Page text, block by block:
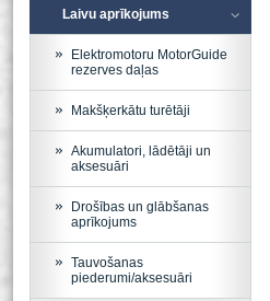
Laivu aprīkojums
Elektromotoru MotorGuide
rezerves daļas
Makšķerkātu turētāji
Akumulatori, lādētāji un
aksesuāri
Drošības un glābšanas
aprīkojums
Tauvošanas
piederumi/aksesuāri